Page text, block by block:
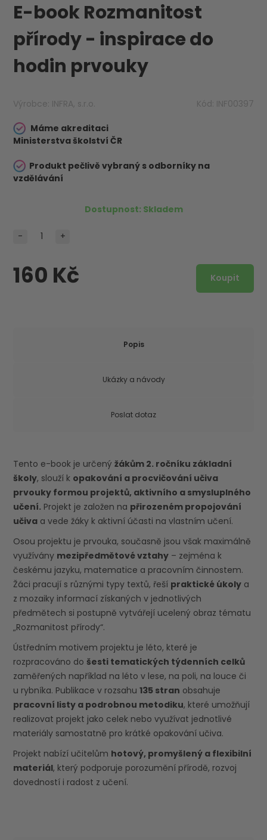
E-book Rozmanitost
přírody - inspirace do
hodin prvouky
Výrobce: INFRA, s.r.o. Kód: INF00397
Máme akreditaci
Ministerstva školství ČR
Produkt pečlivě vybraný s odborníky na
vzdělávání
Dostupnost: Skladem
160 Kč
- +
Popis
Ukázky a návody
Poslat dotaz
Tento e-book je určenýžákům 2. ročníku základní
školy, slouží k opakování a procvičování učiva
prvouky formou projektů, aktivního a smysluplného
učení. Projekt je založen na přirozeném propojování
učiva a vede žáky k aktivní účasti na vlastním učení.
Osou projektu je prvouka, současně jsou však maximálně
využívány mezipředmětové vztahy – zejména k
českému jazyku, matematice a pracovním činnostem.
Žáci pracují s různými typy textů, řeší praktické úkoly a
z mozaiky informací získaných v jednotlivých
předmětech si postupně vytvářejí ucelený obraz tématu
„Rozmanitost přírody“.
Ústředním motivem projektu je léto, které je
rozpracováno do šesti tematických týdenních celků
zaměřených například na léto v lese, na poli, na louce či
u rybníka. Publikace v rozsahu135 stran obsahuje
pracovní listy a podrobnou metodiku, které umožňují
realizovat projekt jako celek nebo využívat jednotlivé
materiály samostatně pro krátké opakování učiva.
Projekt nabízí učitelům hotový, promyšlený a flexibilní
materiál, který podporuje porozumění přírodě, rozvoj
dovedností i radost z učení.